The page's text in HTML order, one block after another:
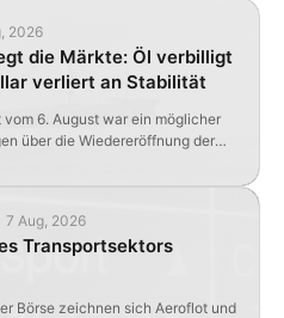
2026
die Märkte: Öl verbilligt
verliert an Stabilität
6. August war ein möglicher
über die Wiedereröffnung der
Märkte handeln jedoch nicht
sondern […]
7 Aug, 2026
Transportsektors
Börse zeichnen sich Aeroflot und